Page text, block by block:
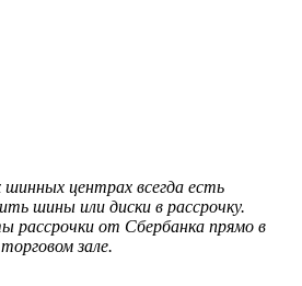
центрах всегда есть
шины или диски в рассрочку.
от Сбербанка прямо в
торговом зале.